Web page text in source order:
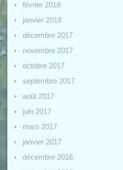
février 2018
janvier 2018
décembre 2017
novembre 2017
octobre 2017
septembre 2017
août 2017
juin 2017
mars 2017
janvier 2017
décembre 2016